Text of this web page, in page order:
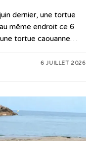
dernier, une tortue
même endroit ce 6
tortue caouanne…
6 JUILLET 2026